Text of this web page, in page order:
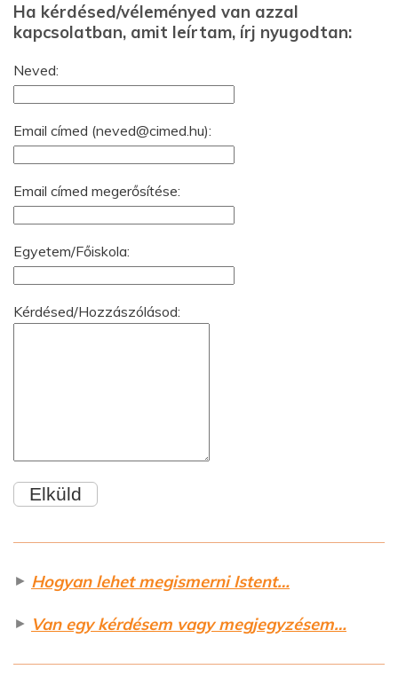
Ha kérdésed/véleményed van azzal
kapcsolatban, amit leírtam, írj nyugodtan:
Neved:
Email címed (neved@cimed.hu):
Email címed megerősítése:
Egyetem/Főiskola:
Kérdésed/Hozzászólásod:
► Hogyan lehet megismerni Istent…
► Van egy kérdésem vagy megjegyzésem…